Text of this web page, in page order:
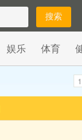
娱乐 体育